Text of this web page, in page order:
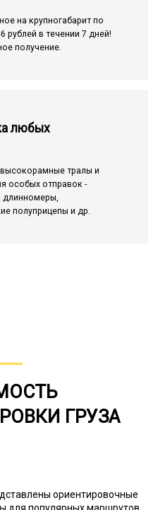
на крупногабарит по
рублей в течении 7 дней!
получение.
любых
тралы и
особых отправок -
полуприцепы и др.
ГРУЗА
ориентировочные
для популярных маршрутов